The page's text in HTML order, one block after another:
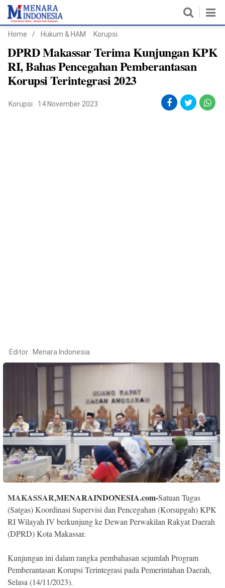
Home
Nasional
©
Copyright
2026
Menara
Indonesia
.
All
Right
Reserve
Home / Hukum & HAM Korupsi
DPRD Makassar Terima Kunjungan KPK
RI, Bahas Pencegahan Pemberantasan
Korupsi Terintegrasi 2023
Korupsi 14 November 2023
Editor : Menara Indonesia
MAKASSAR,MENARAINDONESIA.com-Satuan Tugas
(Satgas) Koordinasi Supervisi dan Pencegahan (Korsupgah) KPK
RI Wilayah IV berkunjung ke Dewan Perwakilan Rakyat Daerah
(DPRD) Kota Makassar.
Kunjungan ini dalam rangka pembahasan sejumlah Program
Pemberantasan Korupsi Terintegrasi pada Pemerintahan Daerah,
Selasa (14/11/2023).